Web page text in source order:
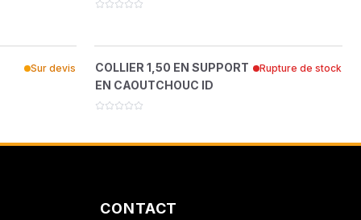
Sur devis
?
CAOUTCHOUC ID
35114057
COLLIER 1,50 EN SUPPORT
EN CAOUTCHOUC ID
Rupture de stock
CONTACT